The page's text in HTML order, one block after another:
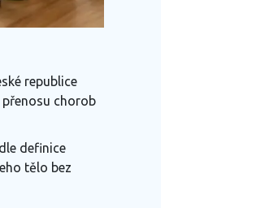
republice
chorob
definice
tělo bez